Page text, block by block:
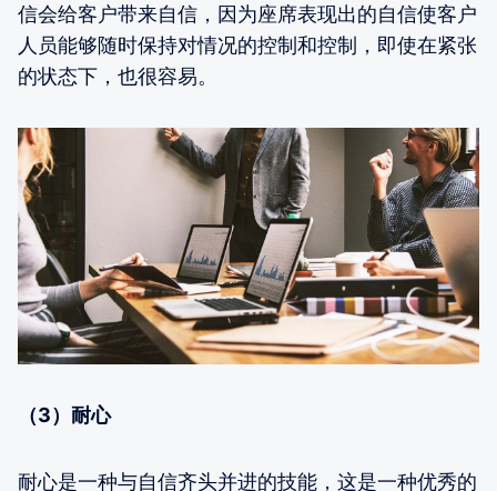
信会给客户带来自信，因为座席表现出的自信使客户
人员能够随时保持对情况的控制和控制，即使在紧张
的状态下，也很容易。
（3）耐心
耐心是一种与自信齐头并进的技能，这是一种优秀的